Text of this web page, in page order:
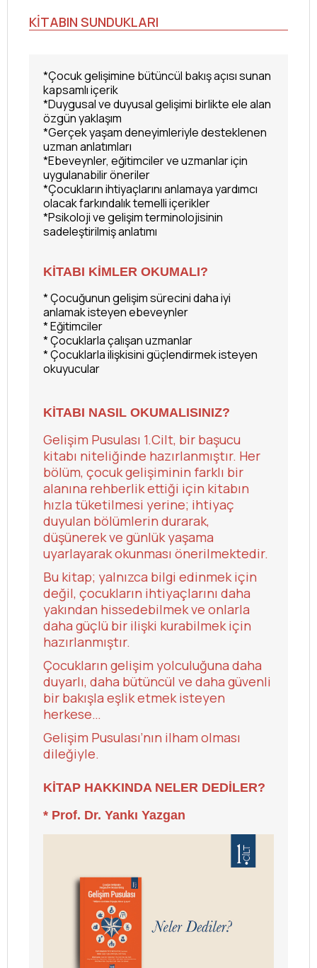
KİTABIN SUNDUKLARI
*Çocuk gelişimine bütüncül bakış açısı sunan
kapsamlı içerik
*Duygusal ve duyusal gelişimi birlikte ele alan
özgün yaklaşım
*Gerçek yaşam deneyimleriyle desteklenen
uzman anlatımları
*Ebeveynler, eğitimciler ve uzmanlar için
uygulanabilir öneriler
*Çocukların ihtiyaçlarını anlamaya yardımcı
olacak farkındalık temelli içerikler
*Psikoloji ve gelişim terminolojisinin
sadeleştirilmiş anlatımı
KİTABI KİMLER OKUMALI?
* Çocuğunun gelişim sürecini daha iyi
anlamak isteyen ebeveynler
* Eğitimciler
* Çocuklarla çalışan uzmanlar
* Çocuklarla ilişkisini güçlendirmek isteyen
okuyucular
KİTABI NASIL OKUMALISINIZ?
Gelişim Pusulası 1.Cilt, bir başucu
kitabı niteliğinde hazırlanmıştır. Her
bölüm, çocuk gelişiminin farklı bir
alanına rehberlik ettiği için kitabın
hızla tüketilmesi yerine; ihtiyaç
duyulan bölümlerin durarak,
düşünerek ve günlük yaşama
uyarlayarak okunması önerilmektedir.
Bu kitap; yalnızca bilgi edinmek için
değil, çocukların ihtiyaçlarını daha
yakından hissedebilmek ve onlarla
daha güçlü bir ilişki kurabilmek için
hazırlanmıştır.
Çocukların gelişim yolculuğuna daha
duyarlı, daha bütüncül ve daha güvenli
bir bakışla eşlik etmek isteyen
herkese…
Gelişim Pusulası’nın ilham olması
dileğiyle.
KİTAP HAKKINDA NELER DEDİLER?
* Prof. Dr. Yankı Yazgan